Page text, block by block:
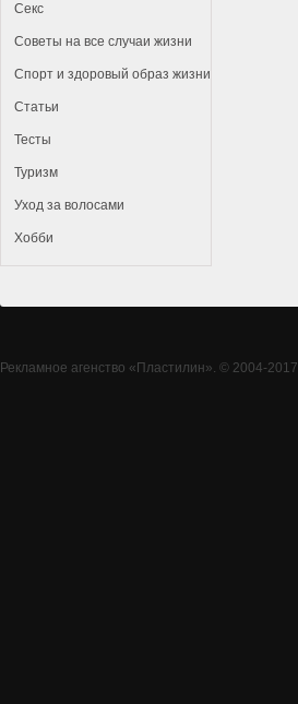
Секс
Советы на все случаи жизни
Спорт и здоровый образ жизни
Статьи
Тесты
Туризм
Уход за волосами
Хобби
Рекламное агенство «Пластилин». © 2004-2017